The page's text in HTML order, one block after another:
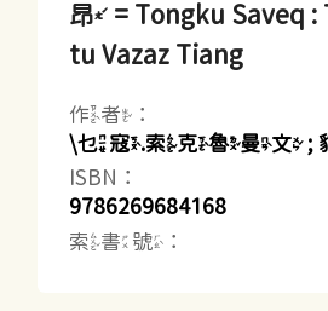
昂 = Tongku Saveq :
tu Vazaz Tiang
作者：
\乜寇.索克魯曼文 ;
ISBN：
9786269684168
索書號：